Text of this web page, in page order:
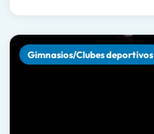
Gimnasios/Clubes deportivos